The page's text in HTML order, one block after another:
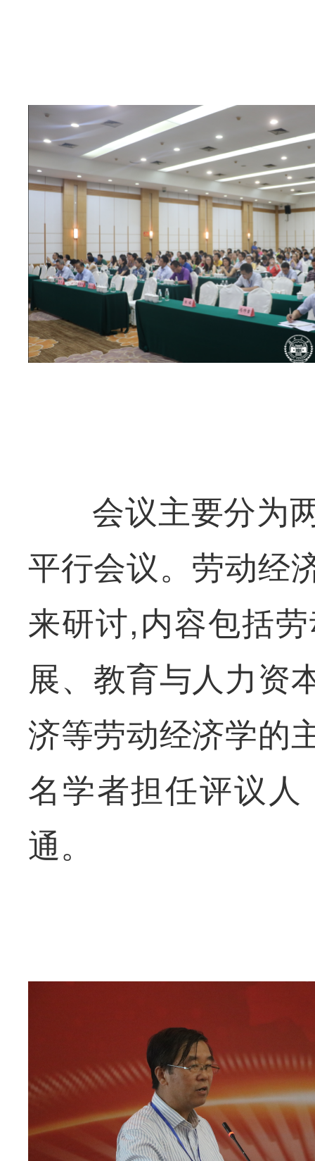
会议主要分为
平行会议。劳动经
来研讨,内容包括
展、教育与人力资
济等劳动经济学的
名学者担任评议
通。